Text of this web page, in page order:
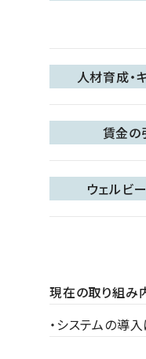
人材育成・
賃金の
ウェルビ
現在の取り組み
・システムの導